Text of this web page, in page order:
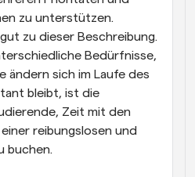
zu unterstützen.
zu dieser Beschreibung.
Bedürfnisse,
ändern sich im Laufe des
bleibt, ist die
Zeit mit den
reibungslosen und
buchen.